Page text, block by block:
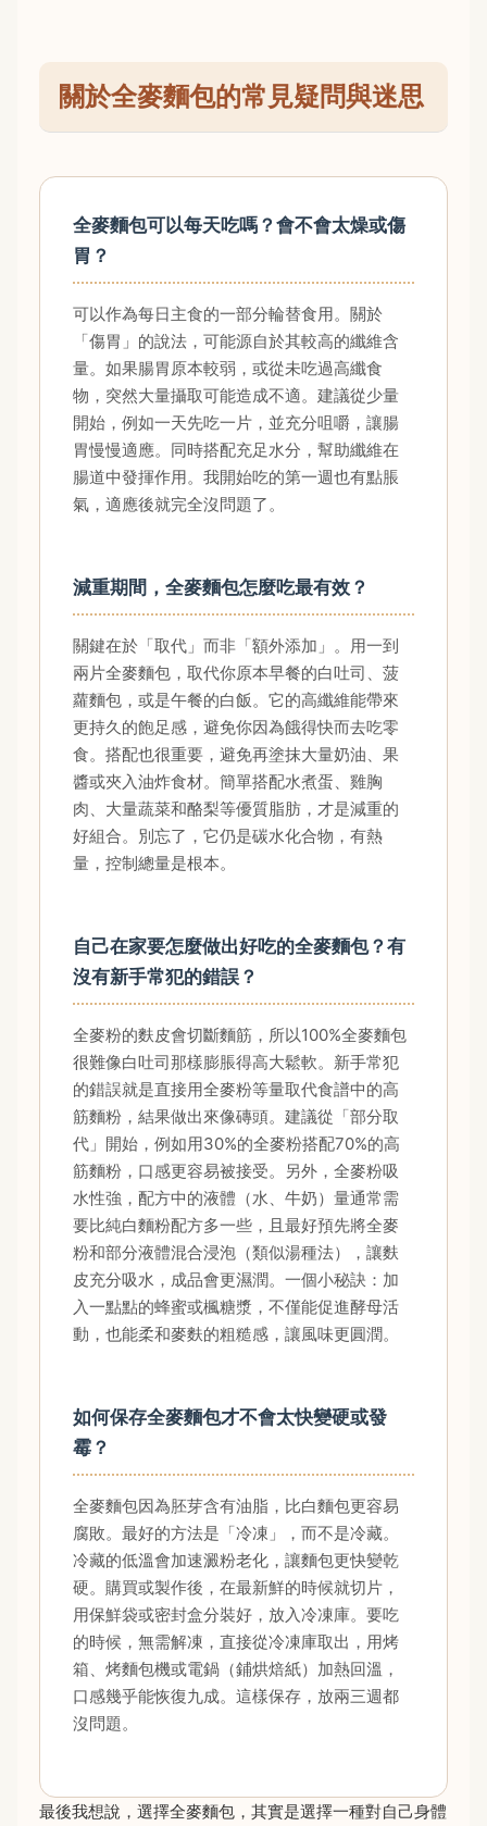
關於全麥麵包的常見疑問與迷思
全麥麵包可以每天吃嗎？會不會太燥或傷
胃？
可以作為每日主食的一部分輪替食用。關於
「傷胃」的說法，可能源自於其較高的纖維含
量。如果腸胃原本較弱，或從未吃過高纖食
物，突然大量攝取可能造成不適。建議從少量
開始，例如一天先吃一片，並充分咀嚼，讓腸
胃慢慢適應。同時搭配充足水分，幫助纖維在
腸道中發揮作用。我開始吃的第一週也有點脹
氣，適應後就完全沒問題了。
減重期間，全麥麵包怎麼吃最有效？
關鍵在於「取代」而非「額外添加」。用一到
兩片全麥麵包，取代你原本早餐的白吐司、菠
蘿麵包，或是午餐的白飯。它的高纖維能帶來
更持久的飽足感，避免你因為餓得快而去吃零
食。搭配也很重要，避免再塗抹大量奶油、果
醬或夾入油炸食材。簡單搭配水煮蛋、雞胸
肉、大量蔬菜和酪梨等優質脂肪，才是減重的
好組合。別忘了，它仍是碳水化合物，有熱
量，控制總量是根本。
自己在家要怎麼做出好吃的全麥麵包？有
沒有新手常犯的錯誤？
全麥粉的麩皮會切斷麵筋，所以100%全麥麵包
很難像白吐司那樣膨脹得高大鬆軟。新手常犯
的錯誤就是直接用全麥粉等量取代食譜中的高
筋麵粉，結果做出來像磚頭。建議從「部分取
代」開始，例如用30%的全麥粉搭配70%的高
筋麵粉，口感更容易被接受。另外，全麥粉吸
水性強，配方中的液體（水、牛奶）量通常需
要比純白麵粉配方多一些，且最好預先將全麥
粉和部分液體混合浸泡（類似湯種法），讓麩
皮充分吸水，成品會更濕潤。一個小秘訣：加
入一點點的蜂蜜或楓糖漿，不僅能促進酵母活
動，也能柔和麥麩的粗糙感，讓風味更圓潤。
如何保存全麥麵包才不會太快變硬或發
霉？
全麥麵包因為胚芽含有油脂，比白麵包更容易
腐敗。最好的方法是「冷凍」，而不是冷藏。
冷藏的低溫會加速澱粉老化，讓麵包更快變乾
硬。購買或製作後，在最新鮮的時候就切片，
用保鮮袋或密封盒分裝好，放入冷凍庫。要吃
的時候，無需解凍，直接從冷凍庫取出，用烤
箱、烤麵包機或電鍋（鋪烘焙紙）加熱回溫，
口感幾乎能恢復九成。這樣保存，放兩三週都
沒問題。
最後我想說，選擇全麥麵包，其實是選擇一種對自己身體